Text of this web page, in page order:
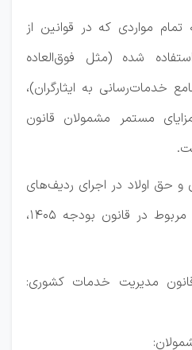
تمام مواردی که در قوانین از
شده (مثل فوق‌العاده
۵۱ قانون جامع خدمات‌رسانی به ایثارگران)،
مستمر مشمولان قانون
و حق اولاد در اجرای ردیف‌های
(۱-۶) و (۱-۷) جدول موارد مربوط در قانون بودجه ۱۴۰۵،
مدیریت خدمات کشوری: